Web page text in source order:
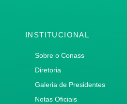
INSTITUCIONAL
Sobre o Conass
Diretoria
Galeria de Presidentes
Notas Oficiais